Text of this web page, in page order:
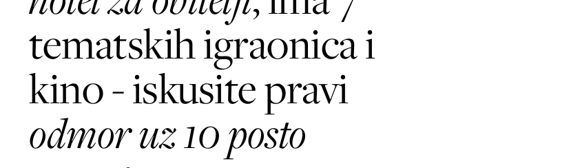
tematskih igraonica i
kino - iskusite pravi
odmor uz 10 posto